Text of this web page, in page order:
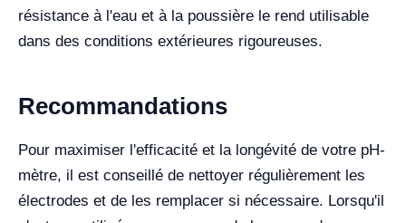
résistance à l'eau et à la poussière le rend utilisable
dans des conditions extérieures rigoureuses.
Recommandations
Pour maximiser l'efficacité et la longévité de votre pH-
mètre, il est conseillé de nettoyer régulièrement les
électrodes et de les remplacer si nécessaire. Lorsqu'il